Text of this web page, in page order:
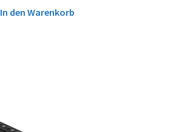
In den Warenkorb